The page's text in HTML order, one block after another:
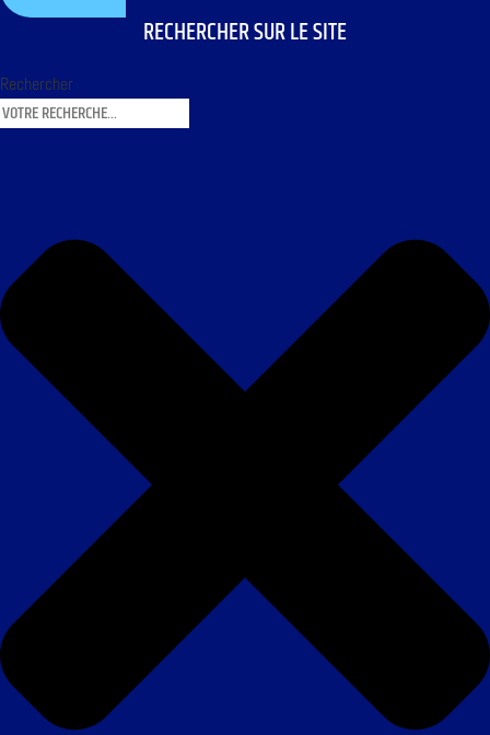
RECHERCHER SUR LE SITE
Rechercher